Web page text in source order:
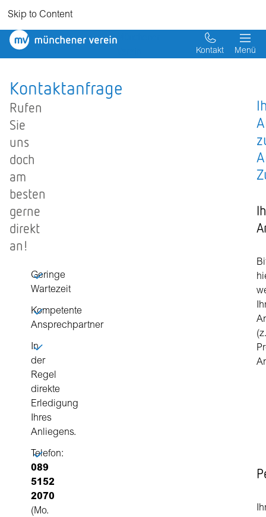
Skip to Content
Münchener
Kontakt Menü
Kontaktanfrage
Rufen
Sie
uns
doch
am
besten
gerne
direkt
an!
Geringe
Wartezeit
Kompetente
Ansprechpartner
In
der
Regel
direkte
Erledigung
Ihres
Anliegens.
Telefon:
089
5152
2070
(Mo.